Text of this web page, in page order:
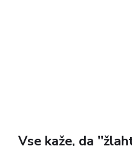
Vse kaže, da